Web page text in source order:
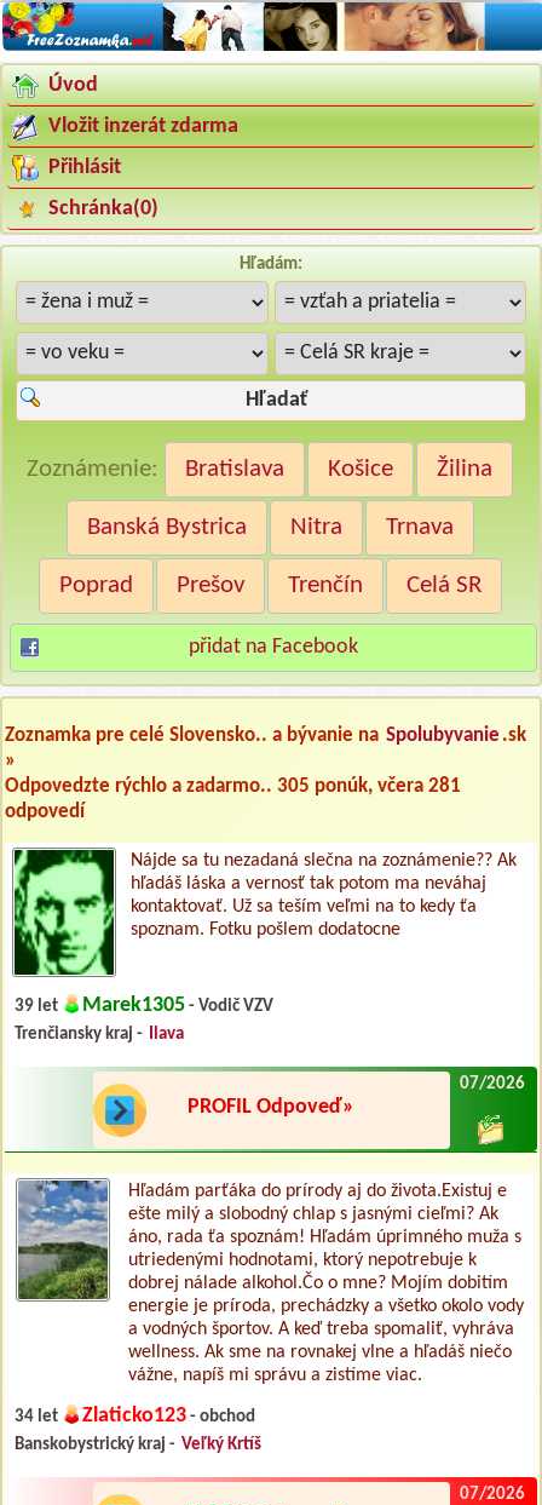
Úvod
Vložit inzerát zdarma
Přihlásit
Schránka(0)
Hľadám:
Hľadať
Zoznámenie: Bratislava Košice Žilina
Banská Bystrica Nitra Trnava
Poprad Prešov Trenčín Celá SR
přidat na Facebook
Zoznamka pre celé Slovensko.. a bývanie na Spolubyvanie .sk
»
Odpovedzte rýchlo a zadarmo.. 305 ponúk, včera 281
odpovedí
Nájde sa tu nezadaná slečna na zoznámenie?? Ak
hľadáš láska a vernosť tak potom ma neváhaj
kontaktovať. Už sa teším veľmi na to kedy ťa
spoznam. Fotku pošlem dodatocne
39 let Marek1305 - Vodič VZV
Trenčiansky kraj - Ilava
PROFIL Odpoveď»
07/2026
Hľadám parťáka do prírody aj do života. ​Existuj e
ešte milý a slobodný chlap s jasnými cieľmi? Ak
áno, rada ťa spoznám! Hľadám úprimného muža s
utriedenými hodnotami, ktorý nepotrebuje k
dobrej nálade alkohol. ​Čo o mne? Mojím dobitím
energie je príroda, prechádzky a všetko okolo vody
a vodných športov. A keď treba spomaliť, vyhráva
wellness. Ak sme na rovnakej vlne a hľadáš niečo
vážne, napíš mi správu a zistíme viac.
34 let Zlaticko123 - obchod
Banskobystrický kraj - Veľký Krtíš
07/2026